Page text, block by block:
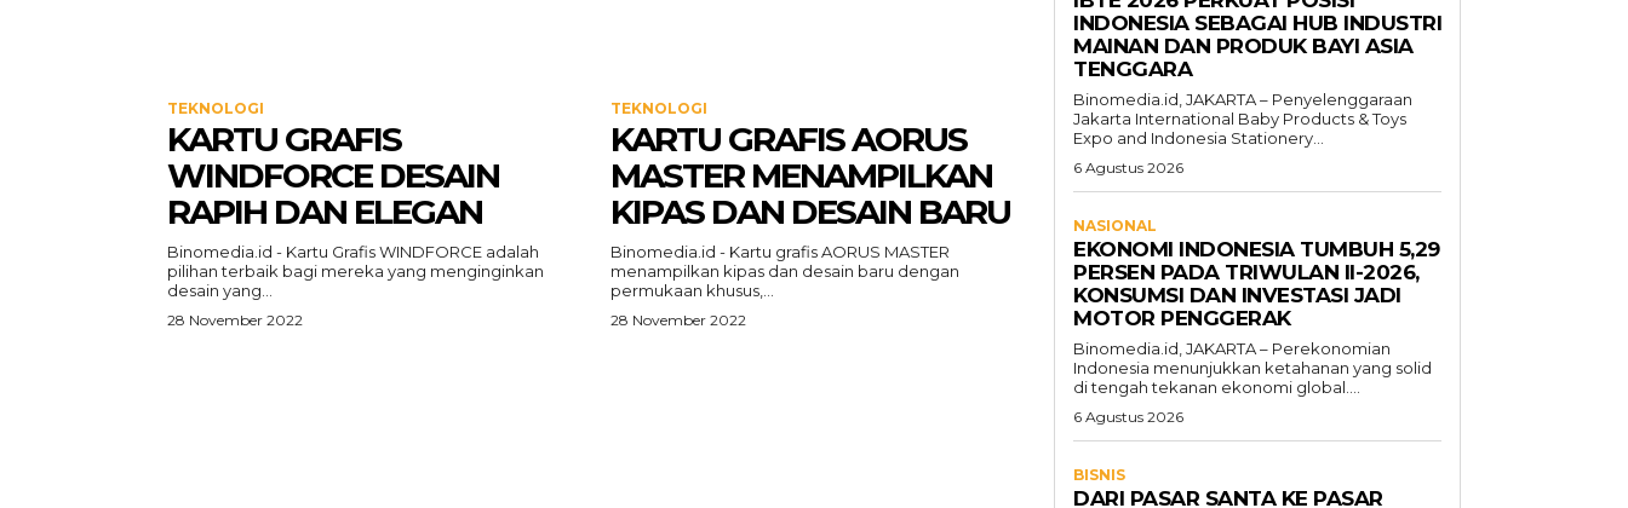
TEKNOLOGI
KARTU GRAFIS
WINDFORCE DESAIN
RAPIH DAN ELEGAN
Binomedia.id - Kartu Grafis WINDFORCE adalah
pilihan terbaik bagi mereka yang menginginkan
desain yang...
28 November 2022
TEKNOLOGI
KARTU GRAFIS AORUS
MASTER MENAMPILKAN
KIPAS DAN DESAIN BARU
Binomedia.id - Kartu grafis AORUS MASTER
menampilkan kipas dan desain baru dengan
permukaan khusus,...
28 November 2022
INDONESIA SEBAGAI HUB INDUSTRI
MAINAN DAN PRODUK BAYI ASIA
TENGGARA
Binomedia.id, JAKARTA – Penyelenggaraan
Jakarta International Baby Products & Toys
Expo and Indonesia Stationery...
6 Agustus 2026
NASIONAL
EKONOMI INDONESIA TUMBUH 5,29
PERSEN PADA TRIWULAN II-2026,
KONSUMSI DAN INVESTASI JADI
MOTOR PENGGERAK
Binomedia.id, JAKARTA – Perekonomian
Indonesia menunjukkan ketahanan yang solid
di tengah tekanan ekonomi global....
6 Agustus 2026
BISNIS
DARI PASAR SANTA KE PASAR